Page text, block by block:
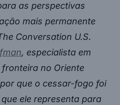
as perspectivas
mais permanente
Conversation U.S.
, especialista em
no Oriente
que o cessar-fogo foi
ele representa para